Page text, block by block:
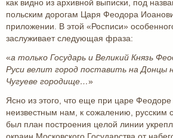
как видно из архивной выписки, под
польским дорогам Царя Феодора
приложении. В этой «Росписи»
заслуживает следующая фраза:
«а только Государь и Великий Князь
Руси велит город поставить на Донцы
Чугуеве городище…»
Ясно из этого, что еще при царе
неизвестным нам, к сожалению, русским
был план построения целой линии